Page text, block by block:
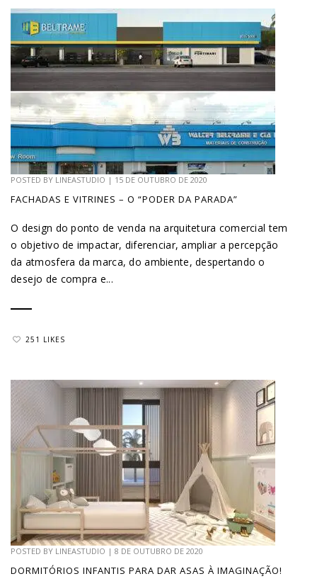
POSTED BY LINEASTUDIO | 15 DE OUTUBRO DE 2020
FACHADAS E VITRINES – O “PODER DA PARADA”
O design do ponto de venda na arquitetura comercial tem
o objetivo de impactar, diferenciar, ampliar a percepção
da atmosfera da marca, do ambiente, despertando o
desejo de compra e...
251 LIKES
POSTED BY LINEASTUDIO | 8 DE OUTUBRO DE 2020
DORMITÓRIOS INFANTIS PARA DAR ASAS À IMAGINAÇÃO!